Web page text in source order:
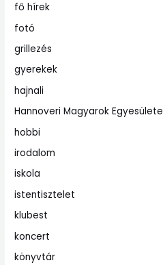
fő hírek
fotó
grillezés
gyerekek
hajnali
Hannoveri Magyarok Egyesülete
hobbi
irodalom
iskola
istentisztelet
klubest
koncert
könyvtár